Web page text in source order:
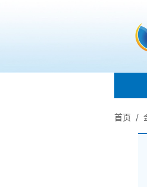
首页